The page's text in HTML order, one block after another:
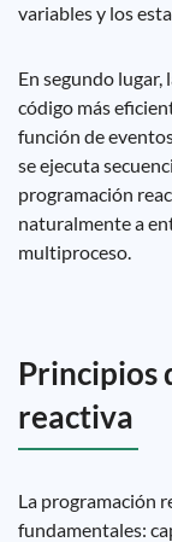
variables y los
En segundo
código más
función de
se ejecuta
programación
naturalmente a
multiproceso.
Principios
reactiva
La programación
fundamentales: